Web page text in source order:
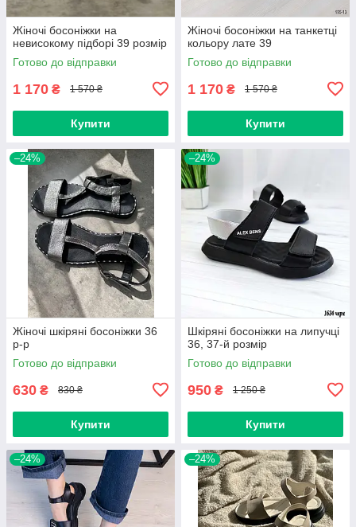
Жіночі босоніжки на
невисокому підборі 39 розмір
Готово до відправки
1 170 ₴ 1 570 ₴
Купити
Жіночі босоніжки на танкетці
кольору лате 39
Готово до відправки
1 170 ₴ 1 570 ₴
Купити
–24%
Жіночі шкіряні босоніжки 36
р-р
Готово до відправки
630 ₴ 830 ₴
Купити
–24%
Шкіряні босоніжки на липучці
36, 37-й розмір
Готово до відправки
950 ₴ 1 250 ₴
Купити
–24% –24%